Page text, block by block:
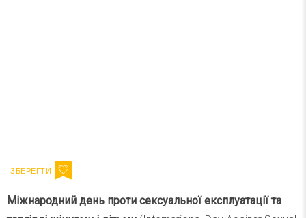
Міжнародний день проти сексуальної експлуатації та